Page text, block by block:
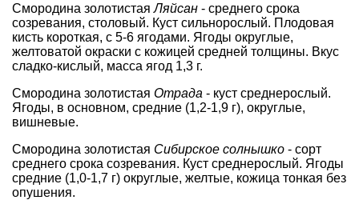
Смородина золотистаяЛяйсан - среднего срока
созревания, столовый. Куст сильнорослый. Плодовая
кисть короткая, с 5-6 ягодами. Ягоды округлые,
желтоватой окраски с кожицей средней толщины. Вкус
сладко-кислый, масса ягод 1,3 г.
Смородина золотистая Отрада - куст среднерослый.
Ягоды, в основном, средние (1,2-1,9 г), округлые,
вишневые.
Смородина золотистая Сибирское солнышко - сорт
среднего срока созревания. Куст среднерослый. Ягоды
средние (1,0-1,7 г) округлые, желтые, кожица тонкая без
опушения.